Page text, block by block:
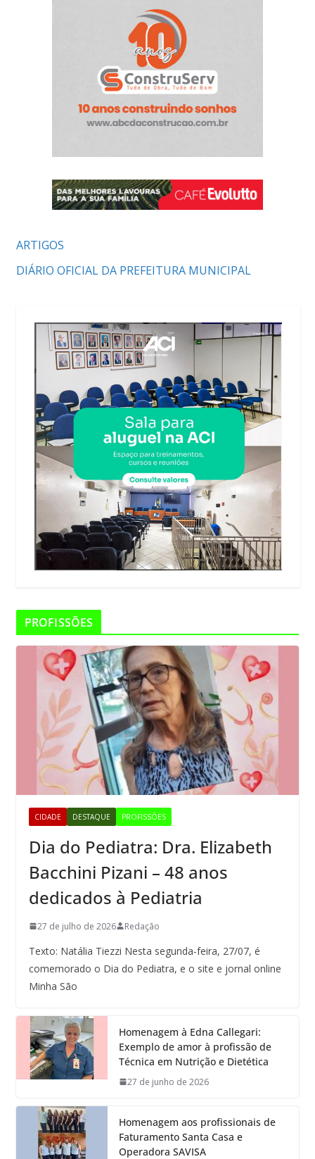
ARTIGOS
DIÁRIO OFICIAL DA PREFEITURA MUNICIPAL
PROFISSÕES
CIDADE DESTAQUE PROFISSÕES
Dia do Pediatra: Dra. Elizabeth
Bacchini Pizani – 48 anos
dedicados à Pediatria
27 de julho de 2026 Redação
Texto: Natália Tiezzi Nesta segunda-feira, 27/07, é
comemorado o Dia do Pediatra, e o site e jornal online
Minha São
Homenagem à Edna Callegari:
Exemplo de amor à profissão de
Técnica em Nutrição e Dietética
27 de junho de 2026
Homenagem aos profissionais de
Faturamento Santa Casa e
Operadora SAVISA